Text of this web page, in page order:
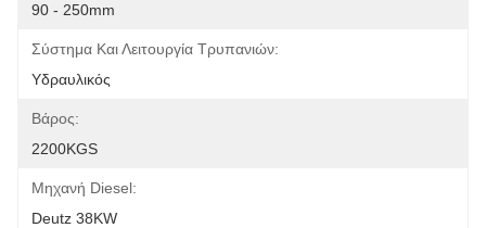
90 - 250mm
Σύστημα Και Λειτουργία Τρυπανιών:
Υδραυλικός
Βάρος:
2200KGS
Μηχανή Diesel:
Deutz 38KW